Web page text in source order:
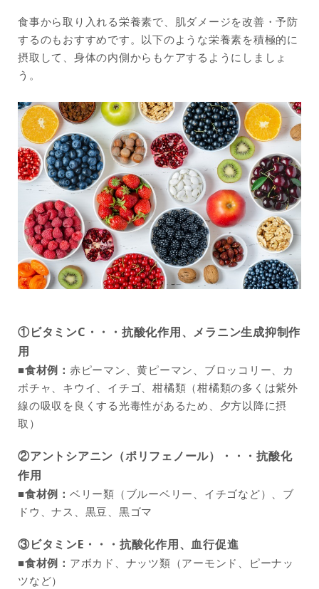
食事から取り入れる栄養素で、肌ダメージを改善・予防
するのもおすすめです。以下のような栄養素を積極的に
摂取して、身体の内側からもケアするようにしましょ
う。
①ビタミンC・・・抗酸化作用、メラニン生成抑制作
用
■食材例： 赤ピーマン、黄ピーマン、ブロッコリー、カ
ボチャ、キウイ、イチゴ、柑橘類（柑橘類の多くは紫外
線の吸収を良くする光毒性があるため、夕方以降に摂
取）
②アントシアニン（ポリフェノール）・・・抗酸化
作用
■食材例： ベリー類（ブルーベリー、イチゴなど）、ブ
ドウ、ナス、黒豆、黒ゴマ
③ビタミンE・・・抗酸化作用、血行促進
■食材例： アボカド、ナッツ類（アーモンド、ピーナッ
ツなど）